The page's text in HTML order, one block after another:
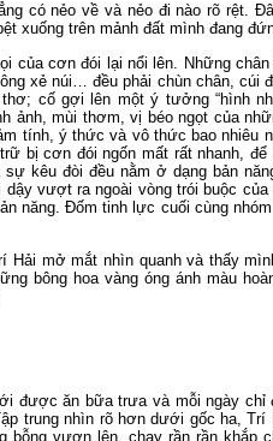
có nẻo về và nẻo đi nào rõ rệt.
xuống trên mảnh đất mình đang
của cơn đói lại nổi lên. Những
xẻ núi… đều phải chùn chân, cúi
cố gợi lên một ý tưởng “hình
ảnh, mùi thơm, vị béo ngọt của
tính, ý thức và vô thức bao nhiêu
bị cơn đói ngốn mất rất nhanh,
kêu đòi đều nằm ở dạng bản
vượt ra ngoài vòng trói buộc
năng. Đốm tinh lực cuối cùng
Hải mở mắt nhìn quanh và thấy
bông hoa vàng óng ánh màu
được ăn bữa trưa và mỗi ngày
trung nhìn rõ hơn dưới gốc ha, Trí
vươn lên, chạy rần rần khắp